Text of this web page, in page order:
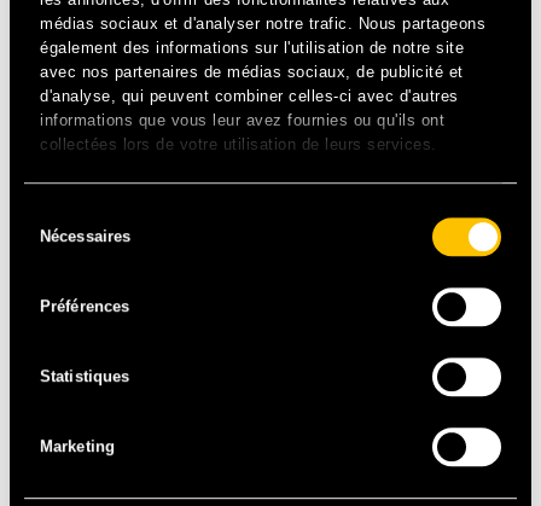
médias sociaux et d'analyser notre trafic. Nous partageons
également des informations sur l'utilisation de notre site
avec nos partenaires de médias sociaux, de publicité et
d'analyse, qui peuvent combiner celles-ci avec d'autres
informations que vous leur avez fournies ou qu'ils ont
collectées lors de votre utilisation de leurs services.
duNécessaires
Préférences
Statistiques
Marketing
[R’N’B] – FR
Flow mélodieux, spleen poétique et doux beats R’n’B…
frontières du rap, Tsew The Kid est devenu en quelques
mois, LA révélation qui affole la toile. Multi-instrumentiste,
auteur, compositeur et interprète, ce jeune prodige promet
un live absolument explosif !
FLOW / SPLEEN / PRODIGE